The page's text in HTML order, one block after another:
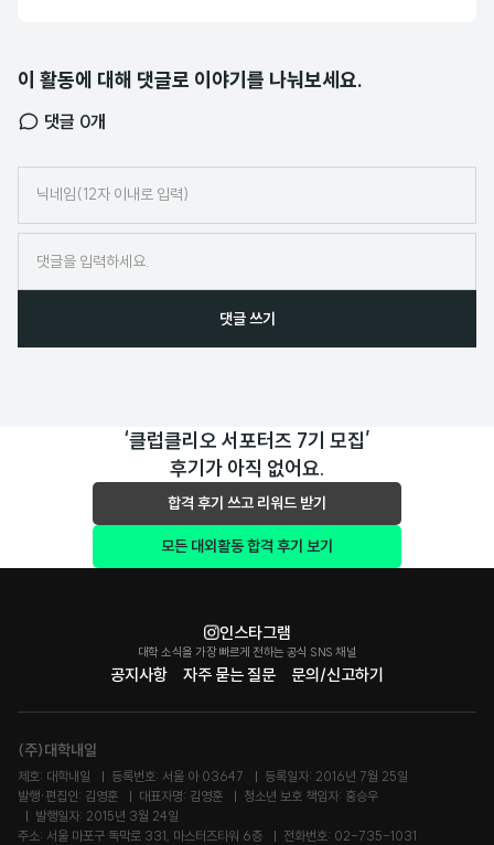
이 활동에 대해 댓글로 이야기를 나눠보세요.
댓글 0개
임
댓글 쓰기
‘클럽클리오 서포터즈 7기 모집’
후기가 아직 없어요.
합격 후기 쓰고 리워드 받기
모든 대외활동 합격 후기 보기
공지사항 자주 묻는 질문 문의/신고하기
인스타그램
대학 소식을 가장 빠르게 전하는 공식 SNS 채널
(주)대학내일
제호: 대학내일 등록번호: 서울 아 03647
등록일자: 2016년 7월 25일
발행·편집인: 김영훈
대표자명: 김영훈
청소년 보호 책임자: 홍승우
발행일자: 2015년 3월 24일
주소: 서울 마포구 독막로 331, 마스터즈타워 6층
전화번호: 02-735-1031